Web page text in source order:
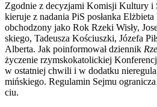
Zgod­nie z decy­zja­mi Komi­sji Kul­tu­ry i
kie­ru­je z nada­nia PiS posłan­ka
obcho­dzo­ny jako Rok Rze­ki Wisły,
skie­go, Tade­usza Kościusz­ki, Józe­fa
Alber­ta. Jak poin­for­mo­wał dzien­nik
życze­nie rzym­sko­ka­to­lic­kiej
w ostat­niej chwi­li i w dodat­ku
miń­skie­go. Regu­la­min Sej­mu
ciu.